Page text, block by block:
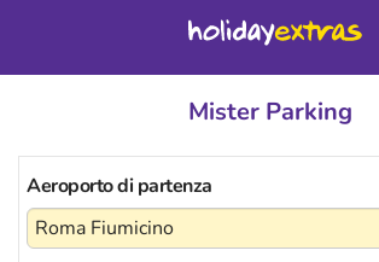
Mister Parking
Aeroporto di partenza